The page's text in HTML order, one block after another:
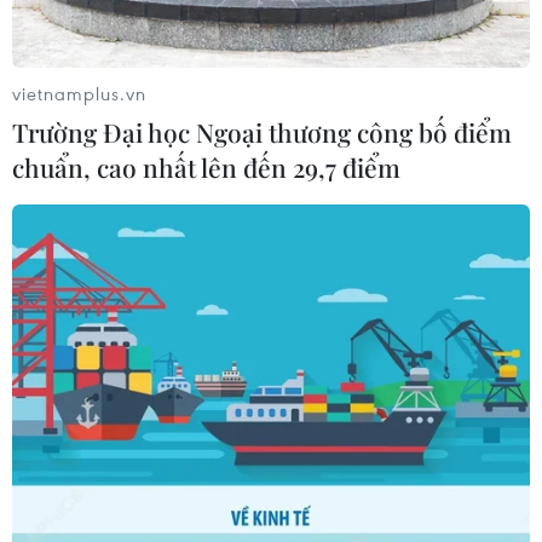
Bộ Giáo dục và Đào tạo
công bố Khung kế hoạch thời gian
năm học
07/08/2026 23:54
7 học sinh đội tuyển Việt Nam đoạt
07/08/2026 15:27
Bảo đảm chính xác, công khai điểm
chuẩn tuyển sinh các trường quân
đội
07/08/2026 12:26
Ban đại diện cha mẹ học sinh không
vietnamplus.vn
Trường Đại học Ngoại thương công bố điểm
chuẩn, cao nhất lên đến 29,7 điểm